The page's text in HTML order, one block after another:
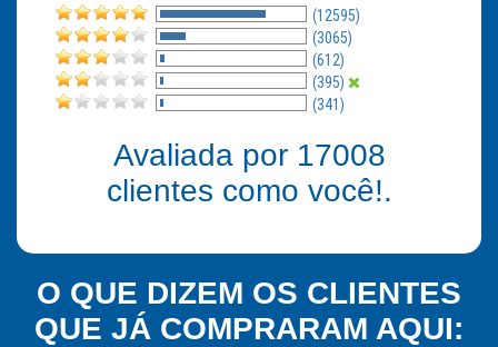
(12595)
(3065)
(612)
(395)
(341)
Avaliada por 17008
clientes como você!.
O QUE DIZEM OS CLIENTES
QUE JÁ COMPRARAM AQUI: